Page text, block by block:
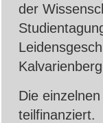
der
Die
teilfinanziert.